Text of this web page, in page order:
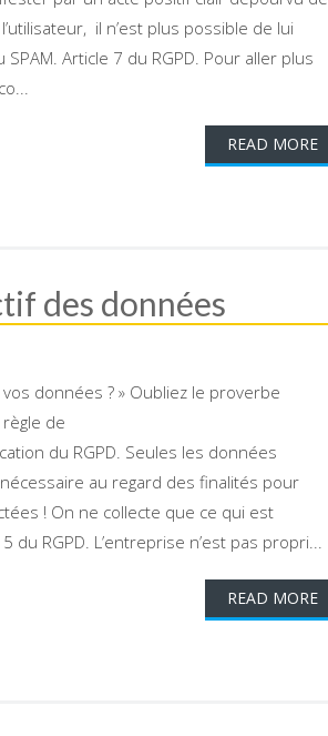
il n’est plus possible de lui
Article 7 du RGPD. Pour aller plus
READ MORE
des données
données ? » Oubliez le proverbe
de
du RGPD. Seules les données
au regard des finalités pour
! On ne collecte que ce qui est
RGPD. L’entreprise n’est pas propri...
READ MORE